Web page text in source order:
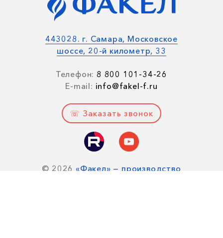
443028. г. Самара, Московское
шоссе, 20-й километр, 33
Телефон: 8 800 101-34-26
E-mail: info@fakel-f.ru
☏ Заказать звонок
© 2026 «Факел» — производство